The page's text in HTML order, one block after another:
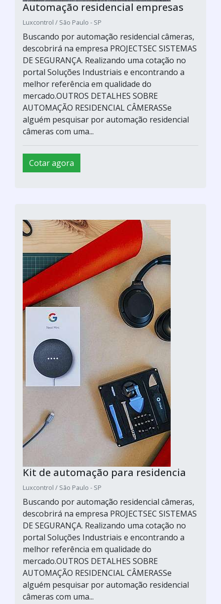
Automação residencial empresas
Luxcontrol / São Paulo - SP
Buscando por automação residencial câmeras,
descobrirá na empresa PROJECTSEC SISTEMAS
DE SEGURANÇA. Realizando uma cotação no
portal Soluções Industriais e encontrando a
melhor referência em qualidade do
mercado.OUTROS DETALHES SOBRE
AUTOMAÇÃO RESIDENCIAL CÂMERASSe
alguém pesquisar por automação residencial
câmeras com uma...
Cotar agora
Kit de automação para residencia
Luxcontrol / São Paulo - SP
Buscando por automação residencial câmeras,
descobrirá na empresa PROJECTSEC SISTEMAS
DE SEGURANÇA. Realizando uma cotação no
portal Soluções Industriais e encontrando a
melhor referência em qualidade do
mercado.OUTROS DETALHES SOBRE
AUTOMAÇÃO RESIDENCIAL CÂMERASSe
alguém pesquisar por automação residencial
câmeras com uma...